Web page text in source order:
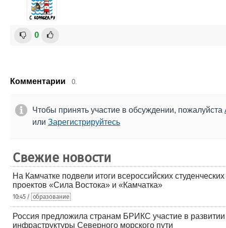
0
Комментарии 0.
Чтобы принять участие в обсуждении, пожалуйста
или Зарегистрируйтесь
Свежие новости
На Камчатке подвели итоги всероссийских
проектов «Сила Востока» и «Камчатка»
10:45 / образование
Россия предложила странам БРИКС участие в развитии
инфраструктуры Северного морского пути